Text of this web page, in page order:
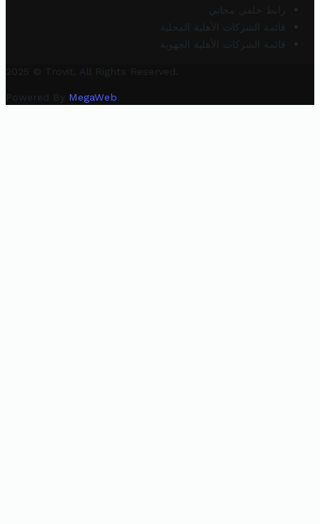
رابط خلفي مجاني
قائمة الشركات الأهلية المحلية
قائمة الشركات الأهلية الجهوية
2025 © Trovit. All Rights Reserved.
Powered By MegaWeb